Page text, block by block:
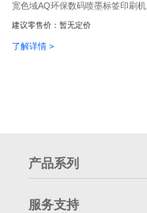
宽色域AQ环保数码喷墨标签印刷机
建议零售价： 暂无定价
了解详情 >
产品系列
服务支持